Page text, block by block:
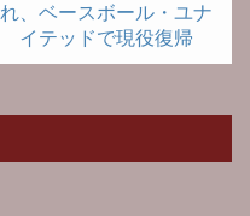
れ、ベースボール・ユナ
イテッドで現役復帰